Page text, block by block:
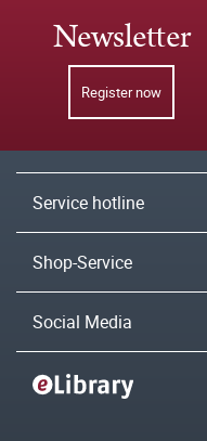
Newsletter
Register now
Service hotline
Shop-Service
Social Media